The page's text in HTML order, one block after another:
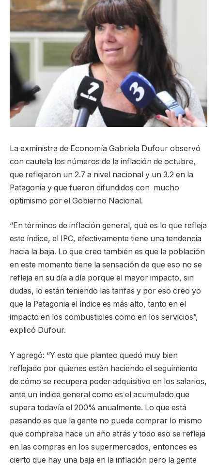
La exministra de Economía Gabriela Dufour observó
con cautela los números de la inflación de octubre,
que reflejaron un 2.7 a nivel nacional y un 3.2 en la
Patagonia y que fueron difundidos con mucho
optimismo por el Gobierno Nacional.
“En términos de inflación general, qué es lo que refleja
este índice, el IPC, efectivamente tiene una tendencia
hacia la baja. Lo que creo también es que la población
en este momento tiene la sensación de que eso no se
refleja en su día a día porque el mayor impacto, sin
dudas, lo están teniendo las tarifas y por eso creo yo
que la Patagonia el índice es más alto, tanto en el
impacto en los combustibles como en los servicios”,
explicó Dufour.
Y agregó: “Y esto que planteo quedó muy bien
reflejado por quienes están haciendo el seguimiento
de cómo se recupera poder adquisitivo en los salarios,
ante un índice general como es el acumulado que
supera todavía el 200% anualmente. Lo que está
pasando es que la gente no puede comprar lo mismo
que compraba hace un año atrás y todo eso se refleja
en las compras en los supermercados, entonces es
cierto que hay una baja en la inflación pero la gente